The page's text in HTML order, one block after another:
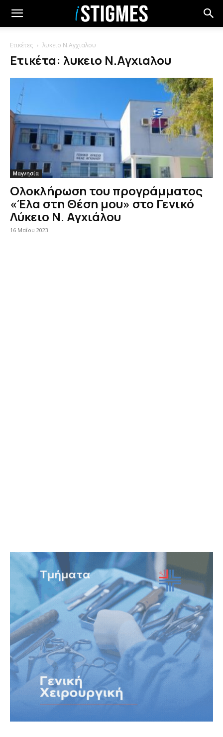
Ετικέτες λυκειο Ν.Αγχιαλου
Ετικέτα: λυκειο Ν.Αγχιαλου
Μαγνησία
Ολοκλήρωση του προγράμματος
«Έλα στη Θέση μου» στο Γενικό
Λύκειο Ν. Αγχιάλου
16 Μαΐου 2023